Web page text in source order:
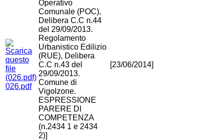
026.pdf
Operativo
Comunale (POC),
Delibera C.C n.44
del 29/09/2013.
Regolamento
Urbanistico Edilizio
(RUE), Delibera
C.C n.43 del
29/09/2013.
Comune di
Vigolzone.
ESPRESSIONE
PARERE DI
COMPETENZA
(n.2434 1 e 2434
2)]
[23/06/2014]